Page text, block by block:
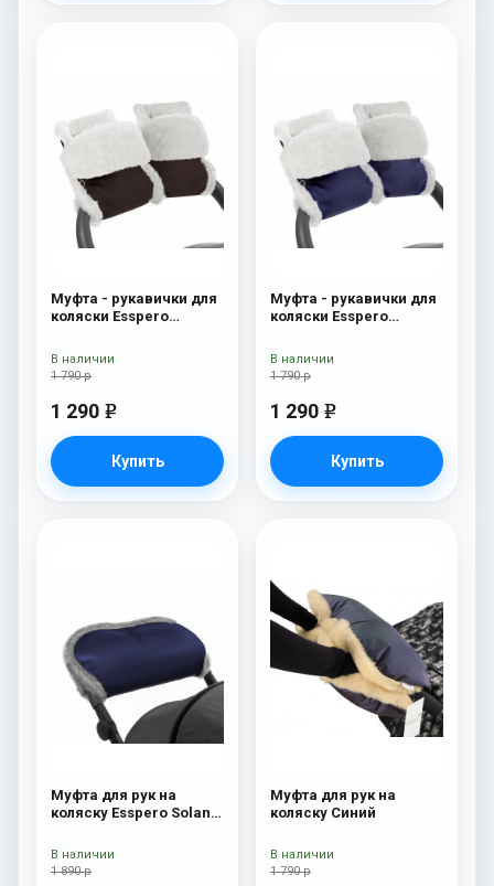
Муфта - рукавички для
коляски Esspero
шерсть) Chocolat
1 790 р
1 290 e
Купить
В наличии
Муфта - рукавички для
коляски Esspero
шерсть) Navy
1 790 р
1 290 e
Купить
В наличии
Муфта для рук на
коляску Esspero Solana
Deep Ocean
1 890 р
В наличии
Муфта для рук на
коляску Синий
1 790 р
В наличии